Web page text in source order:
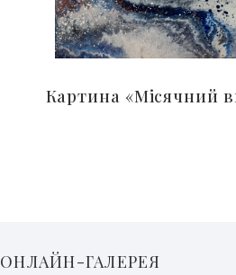
Картина «Місячний
ОНЛАЙН-ГАЛЕРЕЯ